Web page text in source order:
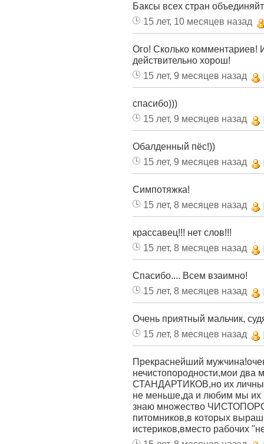
Баксы всех стран
15 лет, 10 месяцев назад
Ого! Сколько комментариев!
действительно хорош!
15 лет, 9 месяцев назад
спасибо)))
15 лет, 9 месяцев назад
Обалденный пёс!))
15 лет, 9 месяцев назад
Симпотяжка!
15 лет, 8 месяцев назад
крассавец!!! нет слов!!!
15 лет, 8 месяцев назад
Спасибо.... Всем взаимно!
15 лет, 8 месяцев назад
Очень приятный мальчик,
15 лет, 8 месяцев назад
Прекраснейший
нечистопородности,мои два
СТАНДАРТИКОВ,но их личные
не меньше,да и любим мы их
знаю множество
питомников,в которых
истериков,вместо рабочих